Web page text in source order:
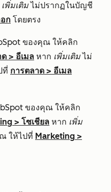
เพิ่มเติมไม่ปรากฏในบัญชี
ก โดยตรง
ของคุณ ให้คลิก
ด > อีเมล หาก เพิ่มเติมไม่
ที่ การตลาด > อีเมล
ของคุณ ให้คลิก
> โซเชียล หาก เพิ่ม
ให้ไปที่ Marketing >